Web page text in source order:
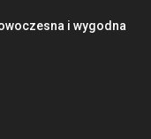
i wygodna